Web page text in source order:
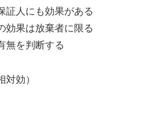
証人にも効果がある
効果は放棄者に限る
無を判断する
対効）